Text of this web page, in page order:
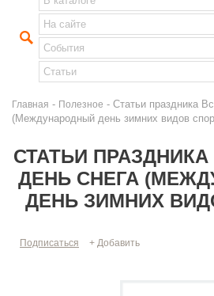
Главная - Полезное - Статьи праздника
(Международный день зимних видов
СТАТЬИ
ДЕНЬ СНЕГА
ДЕНЬ ЗИМНИХ
Подписаться + Добавить